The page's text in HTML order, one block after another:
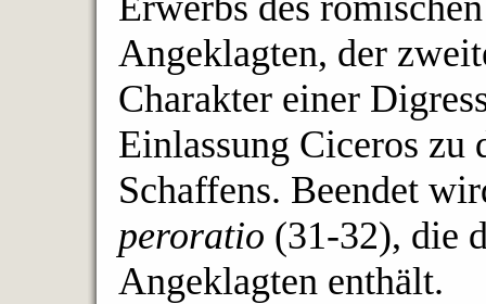
Angeklagten, der
Charakter einer
Einlassung Ciceros zu
Schaffens. Beendet
peroratio (31-32), die
Angeklagten enthält.